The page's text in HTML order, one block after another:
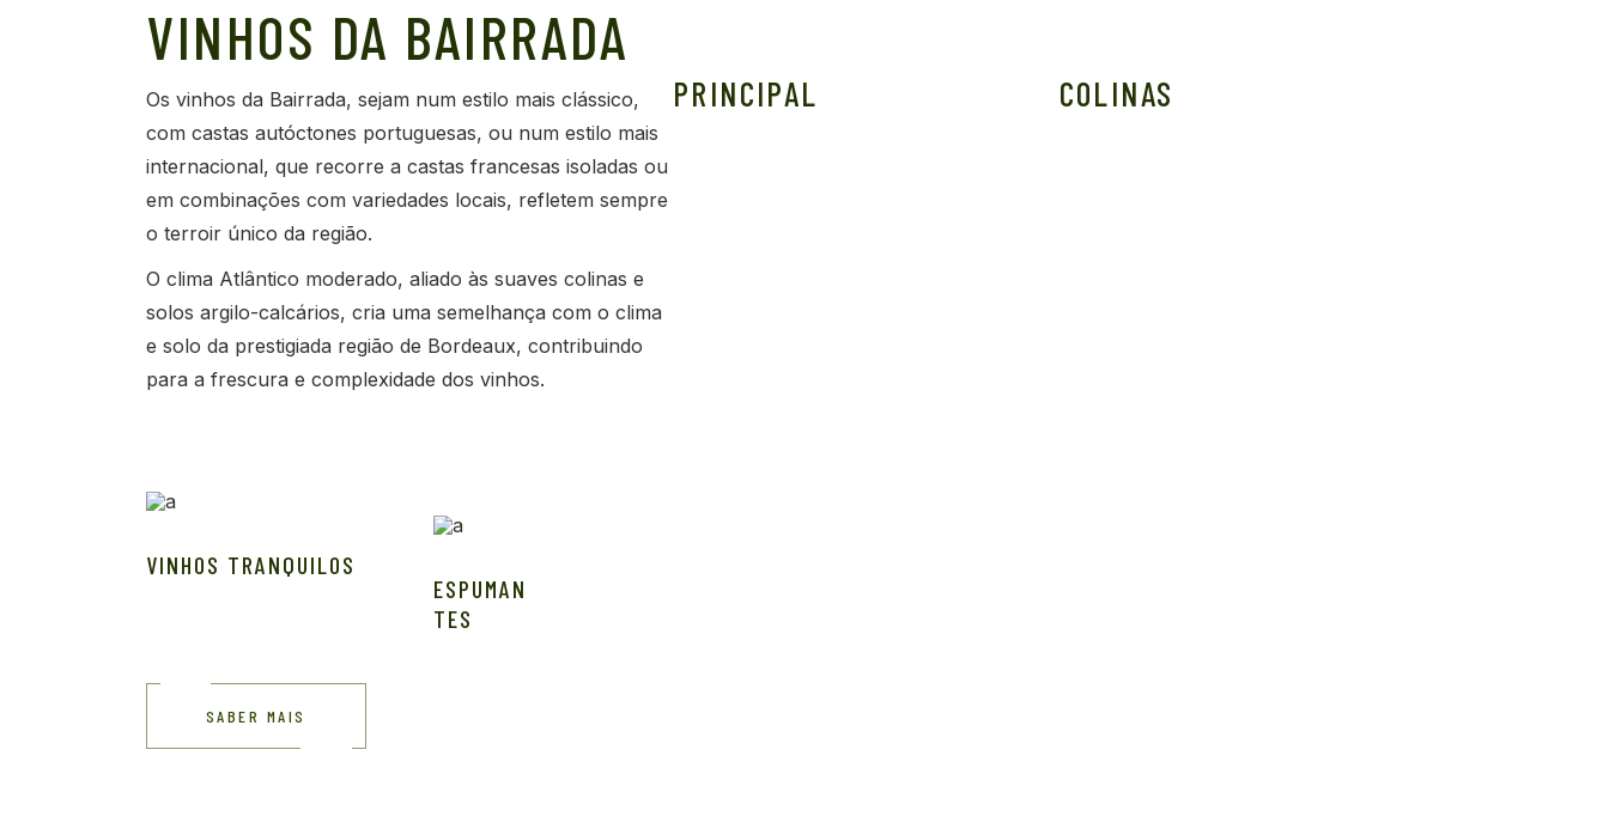
VINHOS DA BAIRRADA
Os vinhos da Bairrada, sejam num estilo mais clássico,
com castas autóctones portuguesas, ou num estilo mais
internacional, que recorre a castas francesas isoladas ou
em combinações com variedades locais, refletem sempre
o terroir único da região.
O clima Atlântico moderado, aliado às suaves colinas e
solos argilo-calcários, cria uma semelhança com o clima
e solo da prestigiada região de Bordeaux, contribuindo
para a frescura e complexidade dos vinhos.
VINHOS TRANQUILOS
ESPUMAN
TES
SABER MAIS
PRINCIPAL COLINAS